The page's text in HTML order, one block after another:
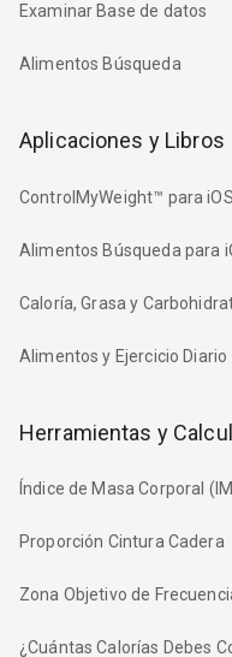
Examinar Base de datos
Alimentos Búsqueda
Aplicaciones y Libros
ControlMyWeight™ para iOS
Alimentos Búsqueda para
Caloría, Grasa y
Alimentos y Ejercicio Diario
Herramientas y
Índice de Masa Corporal
Proporción Cintura Cadera
Zona Objetivo de
¿Cuántas Calorías Debes